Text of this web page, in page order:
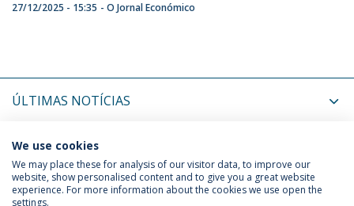
27/12/2025 - 15:35 O Jornal Económico
ÚLTIMAS NOTÍCIAS
PRÓXIMOS EVENTOS
Política de Privacidade
Termos & Condições
We use cookies
We may place these for analysis of our visitor data, to improve our
website, show personalised content and to give you a great website
experience. For more information about the cookies we use open the
settings.